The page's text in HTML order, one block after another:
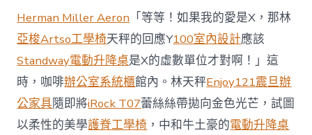
商
場
投
資
防
御
價
值
凸
Herman Miller Aeron 「等等！如果我的愛是X，那林
亞梭Artso工學椅天秤的回應Y100室內設計應該
Standway電動升降桌是X的虛數單位才對啊！」這
時，咖啡辦公室系統櫃館內。林天秤Enjoy121震旦辦
公家具隨即將iRock T07蕾絲絲帶拋向金色光芒，試圖
以柔性的美學護脊工學椅 ，中和牛土豪的電動升降桌